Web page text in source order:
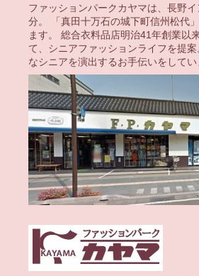
ファッションパークカヤマは、長野
分。 「真田十万石の城下町信州松代
ます。 総合衣料品店明治41年創業以
て、シニアファッションライフを提
なシニアを演出するお手伝いをしてい